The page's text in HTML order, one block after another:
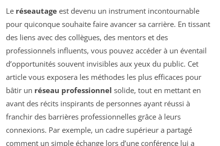
Le réseautage est devenu un instrument incontournable
pour quiconque souhaite faire avancer sa carrière. En tissant
des liens avec des collègues, des mentors et des
professionnels influents, vous pouvez accéder à un éventail
d’opportunités souvent invisibles aux yeux du public. Cet
article vous exposera les méthodes les plus efficaces pour
bâtir un réseau professionnel solide, tout en mettant en
avant des récits inspirants de personnes ayant réussi à
franchir des barrières professionnelles grâce à leurs
connexions. Par exemple, un cadre supérieur a partagé
comment un simple échange lors d’une conférence lui a